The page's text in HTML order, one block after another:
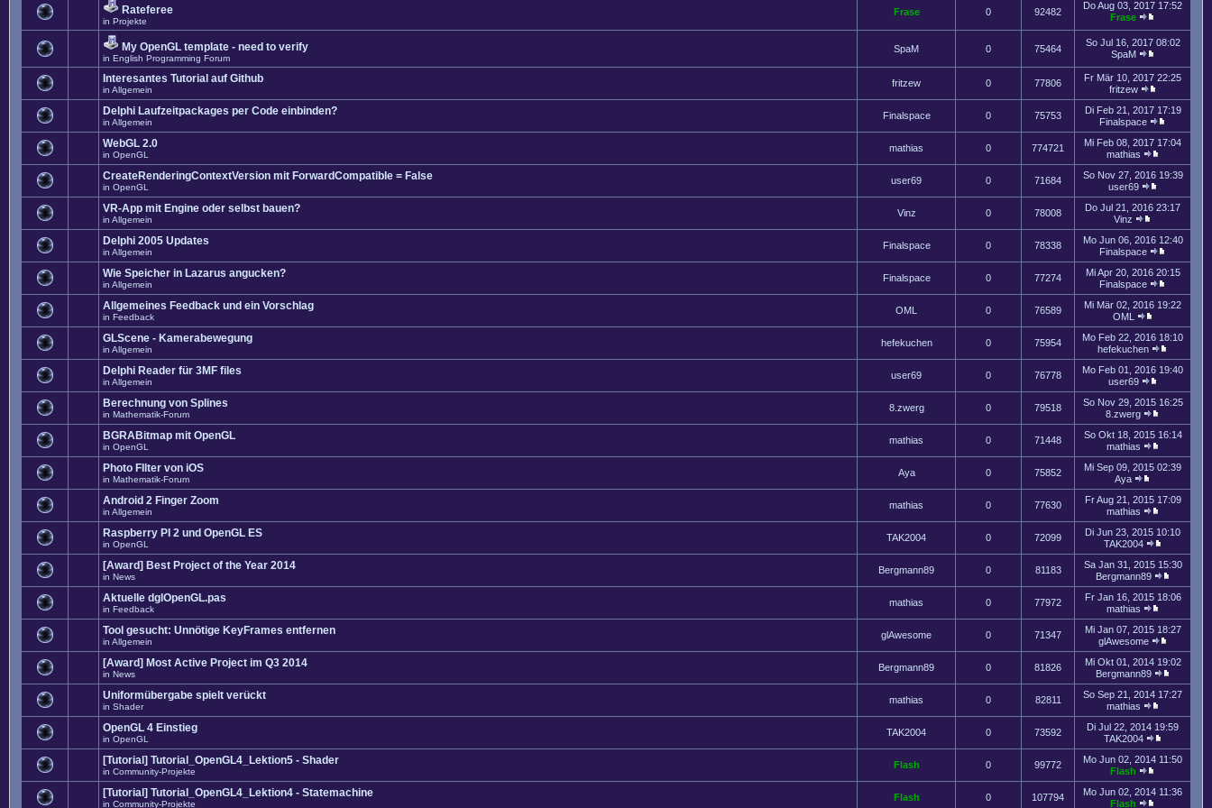
Rateferee
in Projekte
Frase 0 92482
Do Aug 03, 2017 17:52
Frase
My OpenGL template - need to verify
in English Programming Forum
SpaM 0 75464
So Jul 16, 2017 08:02
SpaM
Interesantes Tutorial auf Github
in Allgemein
fritzew 0 77806
Fr Mär 10, 2017 22:25
fritzew
Delphi Laufzeitpackages per Code einbinden?
in Allgemein
Finalspace 0 75753
Di Feb 21, 2017 17:19
Finalspace
WebGL 2.0
in OpenGL
mathias 0 774721
Mi Feb 08, 2017 17:04
mathias
CreateRenderingContextVersion mit ForwardCompatible = False
in OpenGL
user69 0 71684
So Nov 27, 2016 19:39
user69
VR-App mit Engine oder selbst bauen?
in Allgemein
Vinz 0 78008
Do Jul 21, 2016 23:17
Vinz
Delphi 2005 Updates
in Allgemein
Finalspace 0 78338
Mo Jun 06, 2016 12:40
Finalspace
Wie Speicher in Lazarus angucken?
in Allgemein
Finalspace 0 77274
Mi Apr 20, 2016 20:15
Finalspace
Allgemeines Feedback und ein Vorschlag
in Feedback
OML 0 76589
Mi Mär 02, 2016 19:22
OML
GLScene - Kamerabewegung
in Allgemein
hefekuchen 0 75954
Mo Feb 22, 2016 18:10
hefekuchen
Delphi Reader für 3MF files
in Allgemein
user69 0 76778
Mo Feb 01, 2016 19:40
user69
Berechnung von Splines
in Mathematik-Forum
8.zwerg 0 79518
So Nov 29, 2015 16:25
8.zwerg
BGRABitmap mit OpenGL
in OpenGL
mathias 0 71448
So Okt 18, 2015 16:14
mathias
Photo FIlter von iOS
in Mathematik-Forum
Aya 0 75852
Mi Sep 09, 2015 02:39
Aya
Android 2 Finger Zoom
in Allgemein
mathias 0 77630
Fr Aug 21, 2015 17:09
mathias
Raspberry PI 2 und OpenGL ES
in OpenGL
TAK2004 0 72099
Di Jun 23, 2015 10:10
TAK2004
[Award] Best Project of the Year 2014
in News
Bergmann89 0 81183
Sa Jan 31, 2015 15:30
Bergmann89
Aktuelle dglOpenGL.pas
in Feedback
mathias 0 77972
Fr Jan 16, 2015 18:06
mathias
Tool gesucht: Unnötige KeyFrames entfernen
in Allgemein
glAwesome 0 71347
Mi Jan 07, 2015 18:27
glAwesome
[Award] Most Active Project im Q3 2014
in News
Bergmann89 0 81826
Mi Okt 01, 2014 19:02
Bergmann89
Uniformübergabe spielt verückt
in Shader
mathias 0 82811
So Sep 21, 2014 17:27
mathias
OpenGL 4 Einstieg
in OpenGL
TAK2004 0 73592
Di Jul 22, 2014 19:59
TAK2004
[Tutorial] Tutorial_OpenGL4_Lektion5 - Shader
in Community-Projekte
Flash 0 99772
Mo Jun 02, 2014 11:50
Flash
[Tutorial] Tutorial_OpenGL4_Lektion4 - Statemachine
in Community-Projekte
Flash 0 107794
Mo Jun 02, 2014 11:36
Flash